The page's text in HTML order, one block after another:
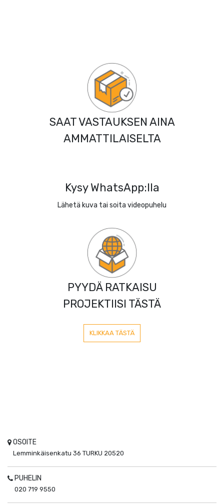
SAAT VASTAUKSEN AINA
AMMATTILAISELTA
Kysy WhatsApp:lla
Lähetä kuva tai soita videopuhelu
PYYDÄ RATKAISU
PROJEKTIISI TÄSTÄ
KLIKKAA TÄSTÄ
OSOITE
Lemminkäisenkatu 36 TURKU 20520
PUHELIN
020 719 9550